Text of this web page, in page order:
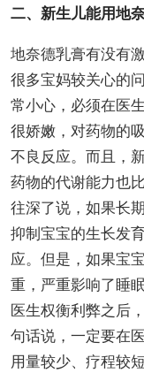
二、新生儿能用地
地奈德乳膏有没有
很多宝妈较关心的
常小心，必须在医
很娇嫩，对药物的
不良反应。而且，
药物的代谢能力也
往深了说，如果长
抑制宝宝的生长发
应。但是，如果宝
重，严重影响了睡
医生权衡利弊之后
句话说，一定要在
用量较少、疗程较